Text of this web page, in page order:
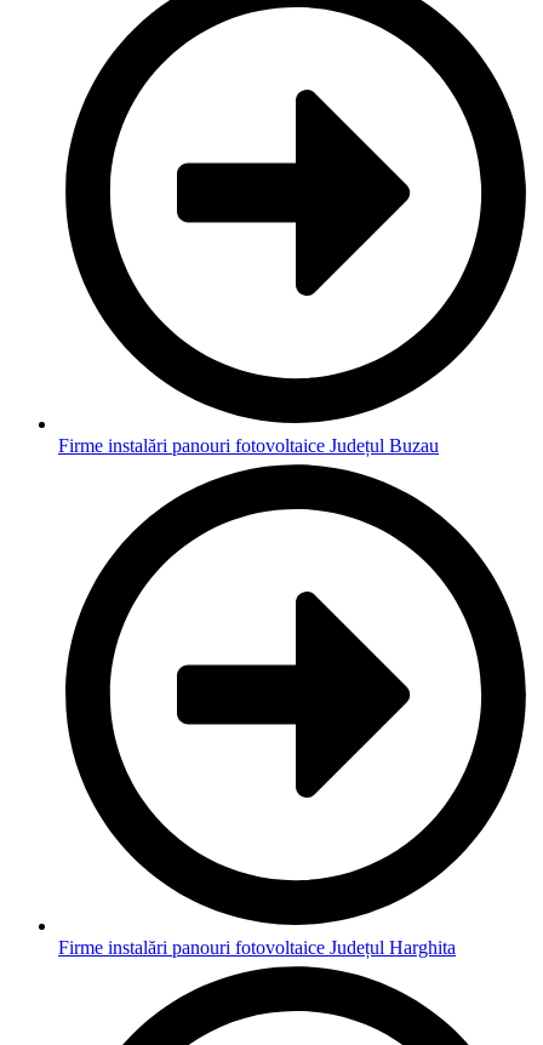
Firme instalări panouri fotovoltaice Județul Buzau
Firme instalări panouri fotovoltaice Județul Harghita